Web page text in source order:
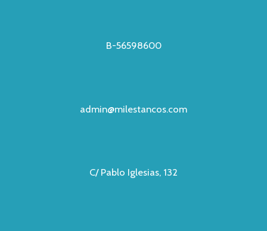
B-56598600
admin@milestancos.com
C/ Pablo Iglesias, 132